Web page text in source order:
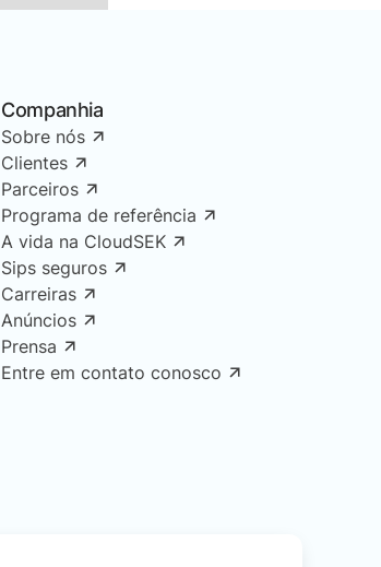
Companhia
Sobre nós
Clientes
Parceiros
Programa de referência
A vida na CloudSEK
Sips seguros
Carreiras
Anúncios
Prensa
Entre em contato conosco